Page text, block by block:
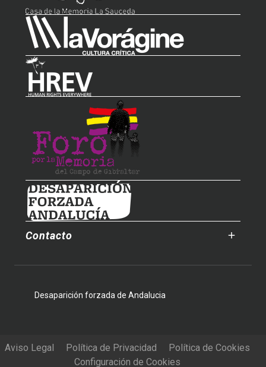
Contacto
Desaparición forzada de Andalucia
Aviso Legal Política de Privacidad
Política de Cookies
Configuración de Cookies